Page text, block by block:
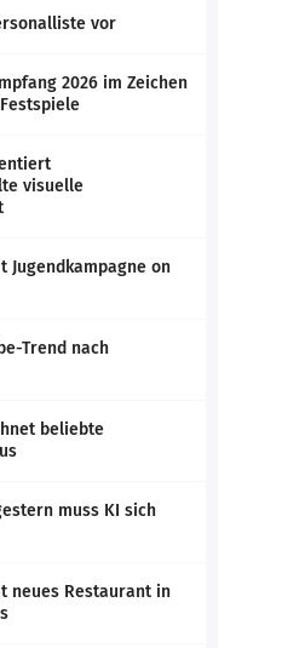
vor
2026 im Zeichen
visuelle
Jugendkampagne on
Trend nach
beliebte
muss KI sich
neues Restaurant in